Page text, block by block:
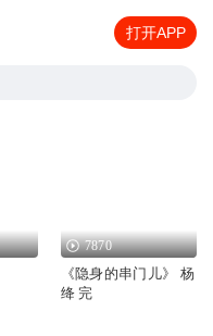
打开APP
7870
《隐身的串门儿》 杨
绛 完